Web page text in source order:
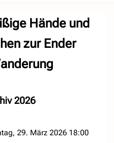
Hände und
zur Ender
2026
29. März 2026 18:00